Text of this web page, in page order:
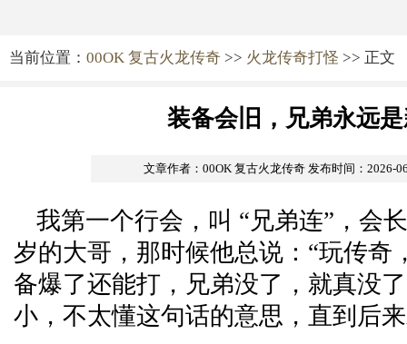
当前位置： 00OK 复古火龙传奇 >> 火龙传奇打怪 >> 正文
装备会旧，兄弟永远
文章作者：00OK 复古火龙传奇 发布时间：2026-
我第一个行会，叫 “兄弟连”，会
岁的大哥，那时候他总说：“玩传奇
备爆了还能打，兄弟没了，就真没
小，不太懂这句话的意思，直到后